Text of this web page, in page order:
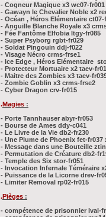
- Cogneur Magique x3 wc07-fr001
- Gawayn le Chevalier Noble x2
- Océan , Héros Elémentaire ct07-
- Anguille Blanche Royale x3
- Fée Fantôme Elfobia ltgy-fr085
- Super Psyborg rgbt-fr029
- Soldat Pingouin ddj-f022
- Visage Nécro crms-frse1
- Ice Edge , Héros Elémentaire
- Protecteur Mortuaire x2 taev-
- Maitre des Zombies x3 taev-
- Zombie Goblin x3 crms-frse2
- Cyber Dragon crv-fr015
.Magies :
- Porte Tannhauser abyr-fr053
- Bourse de Ames ddy-c041
- Le Livre de la Vie db2-fr230
- Une Plume de Phoenix fet-fr037
- Message dans une Bouteille
- Permutation de Créature db2-
- Temple des Six stor-fr051
- Invocation Infernale Téméraire
- Puissance de la Licorne drev-
- Limiter Removal rp02-fr015
.Pièges :
- compétence de prisonnier lval-